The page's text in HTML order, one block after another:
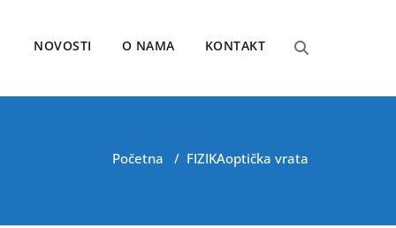
NOVOSTI O NAMA KONTAKT
Početna / FIZIKAoptička vrata